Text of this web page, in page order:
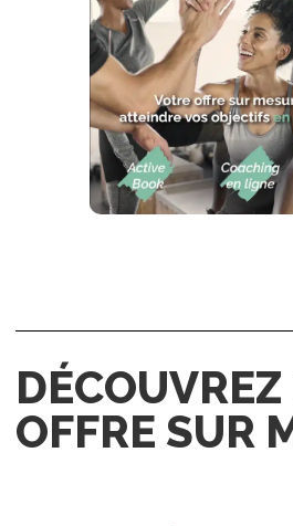
OFFRE SUR